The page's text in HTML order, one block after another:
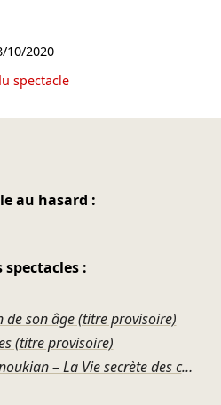
10/2020
spectacle
au hasard :
spectacles :
de son âge (titre provisoire)
(titre provisoire)
Élodie Frégé & André Manoukian – La Vie secrète des chansons